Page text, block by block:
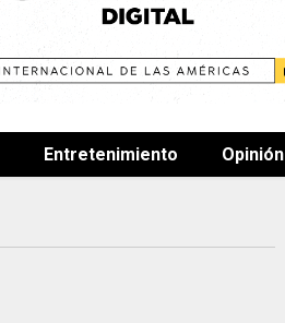
Entretenimiento Opinión